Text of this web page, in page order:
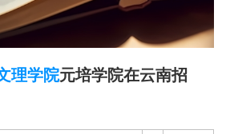
理学院元培学院在云南招